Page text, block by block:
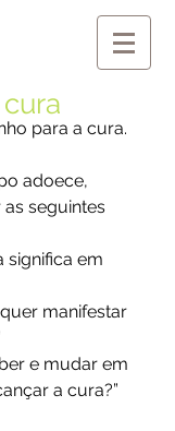
para a cura.
adoece,
seguintes
significa em
manifestar
e mudar em
a cura?”